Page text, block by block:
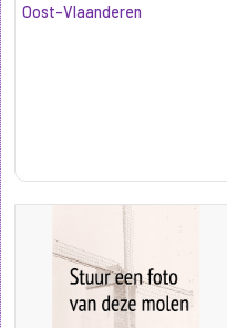
Oost-Vlaanderen